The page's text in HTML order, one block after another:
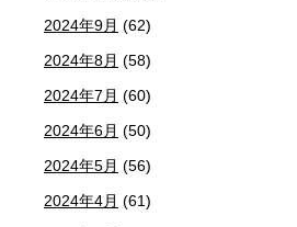
2024年9月 (62)
2024年8月 (58)
2024年7月 (60)
2024年6月 (50)
2024年5月 (56)
2024年4月 (61)